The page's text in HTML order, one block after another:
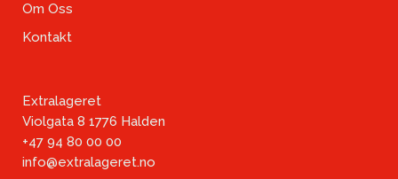
Om Oss
Kontakt
Extralageret
Violgata 8 1776 Halden
+47 94 80 00 00
info@extralageret.no